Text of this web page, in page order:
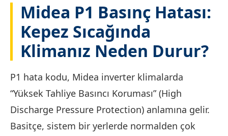
Midea P1 Basınç Hatası:
Kepez Sıcağında
Klimanız Neden Durur?
P1 hata kodu, Midea inverter klimalarda
“Yüksek Tahliye Basıncı Koruması” (High
Discharge Pressure Protection) anlamına gelir.
Basitçe, sistem bir yerlerde normalden çok